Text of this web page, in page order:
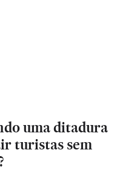
uma ditadura
turistas sem